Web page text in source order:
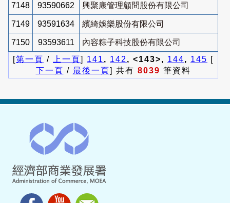
7148 93590662 興聚康管理顧問股份有限公司
7149 93591634 繽綺娛樂股份有限公司
7150 93593611
內容粽子科技股份有限公司
[第一頁 / 上一頁] 141 , 142 , <143>, 144, 145 [
下一頁 / 最後一頁] 共有 8039 筆資料